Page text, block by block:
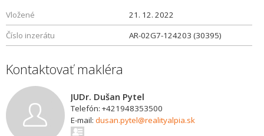
Vložené
21. 12. 2022
Číslo inzerátu
AR-02G7-124203 (30395)
Kontaktovať makléra
JUDr. Dušan Pytel
Telefón: +421948353500
E-mail: dusan.pytel@realityalpia.sk